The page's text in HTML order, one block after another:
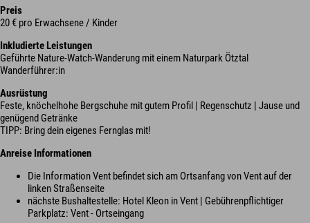
Preis
20 € pro Erwachsene / Kinder
Inkludierte Leistungen
Geführte Nature-Watch-Wanderung mit einem Naturpark Ötztal
Wanderführer:in
Ausrüstung
Feste, knöchelhohe Bergschuhe mit gutem Profil | Regenschutz | Jause und
genügend Getränke
TIPP: Bring dein eigenes Fernglas mit!
Anreise Informationen
Die Information Vent befindet sich am Ortsanfang von Vent auf der
linken Straßenseite
nächste Bushaltestelle: Hotel Kleon in Vent | Gebührenpflichtiger
Parkplatz: Vent - Ortseingang